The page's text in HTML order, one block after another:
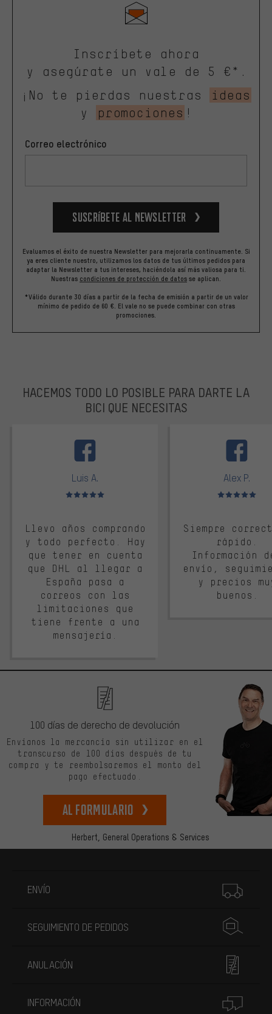
Inscríbete ahora
y asegúrate un vale de 5 €*.
¡No te pierdas nuestras
ideas
y
promociones !
Correo electrónico
Suscríbete al newsletter
Evaluamos el éxito de nuestra Newsletter para mejorarla continuamente. Si
ya eres cliente nuestro, utilizamos los datos de tus últimos pedidos para
adaptar la Newsletter a tus intereses, haciéndola así más valiosa para ti.
Nuestras condiciones de protección de datos se aplican.
*Válido durante 30 días a partir de la fecha de emisión a partir de un valor
mínimo de pedido de 60 €. El vale no se puede combinar con otras
promociones.
HACEMOS TODO LO POSIBLE PARA DARTE LA
BICI QUE NECESITAS
Luis A.
Valoración media: 5 de 5
Llevo años comprando
y todo perfecto. Hay
que tener en cuenta
que DHL al llegar a
España pasa a
correos con las
limitaciones que
tiene frente a una
mensajería.
Alex P.
Valoración
Siempre
rápido.
Información
envío,
y precios
buenos.
Herbert, General Operations & Services
100 días de derecho de devolución
Envíanos la mercancía sin utilizar en el
transcurso de 100 días después de tu
compra y te reembolsaremos el monto del
pago efectuado.
Al formulario
ENVÍO
SEGUIMIENTO DE PEDIDOS
ANULACIÓN
INFORMACIÓN